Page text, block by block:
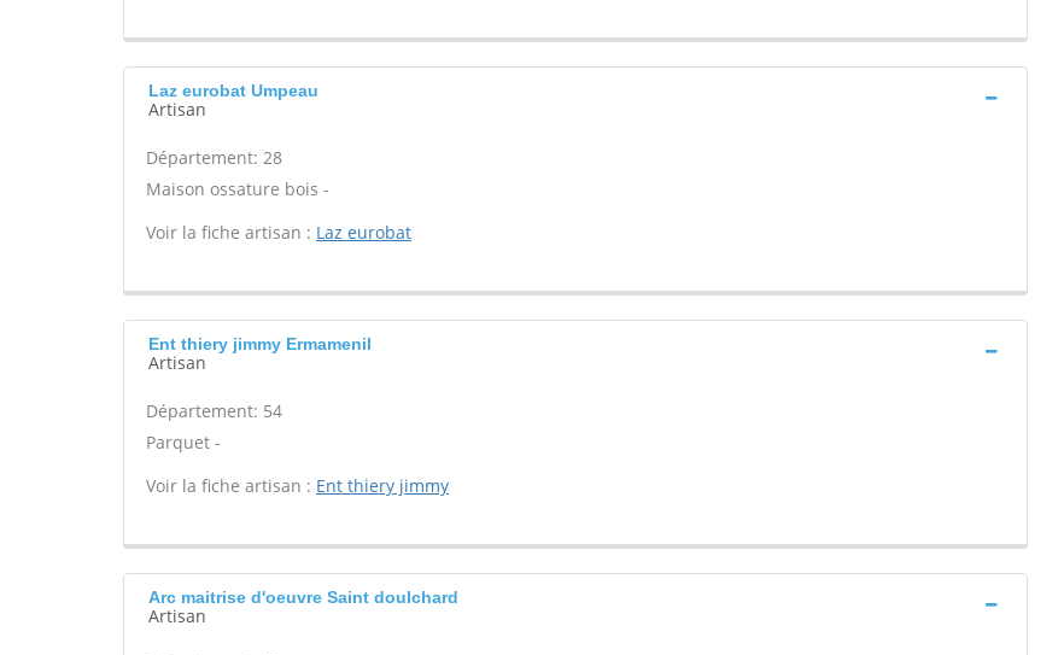
Laz eurobat Umpeau
Artisan
Département: 28
Maison ossature bois -
Voir la fiche artisan : Laz eurobat
Ent thiery jimmy Ermamenil
Artisan
Département: 54
Parquet -
Voir la fiche artisan : Ent thiery jimmy
Arc maitrise d'oeuvre Saint doulchard
Artisan